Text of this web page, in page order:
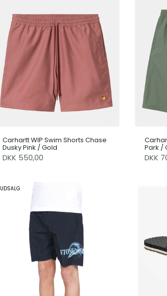
Carhartt WIP Swim Shorts Chase
Dusky Pink / Gold
DKK 550,00
Park /
DKK
UDSALG